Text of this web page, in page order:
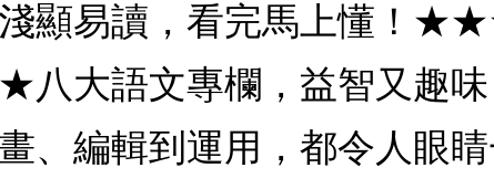
顯易讀，看完馬上懂！
大語文專欄，益智又趣
、編輯到運用，都令人眼